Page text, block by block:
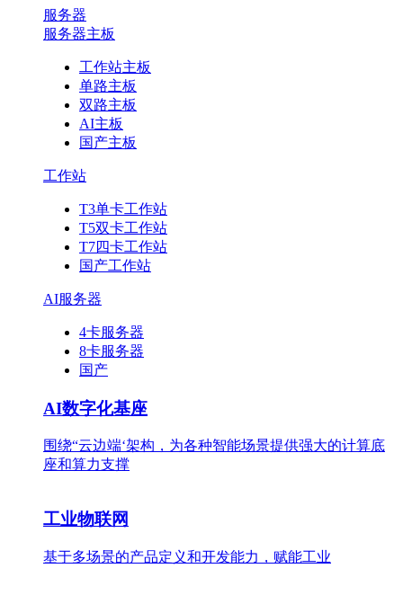
服务器
服务器主板
工作站主板
单路主板
双路主板
AI主板
国产主板
工作站
T3单卡工作站
T5双卡工作站
T7四卡工作站
国产工作站
AI服务器
4卡服务器
8卡服务器
国产
AI数字化基座
围绕“云边端‘架构，为各种智能场景提供强大的计算底
座和算力支撑
工业物联网
基于多场景的产品定义和开发能力，赋能工业